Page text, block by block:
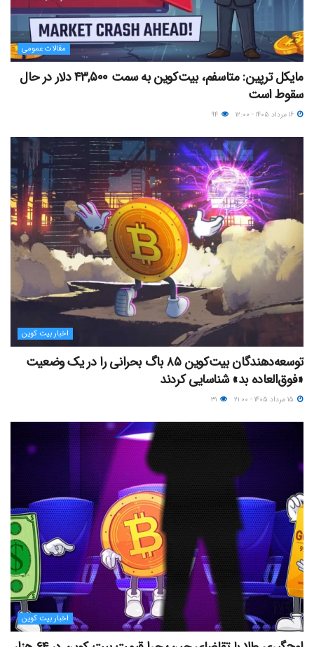
مقالات عمومی
مایکل ترپین: متاسفم، بیت‌کوین به سمت ۴۳,۵۰۰ دلار در حال
سقوط است
اخبار بیت کوین
توسعه‌دهندگان بیت‌کوین ۸۵ باگ بحرانی را در یک وضعیت
«فوق‌العاده بد» شناسایی کردند
اخبار بیت کوین